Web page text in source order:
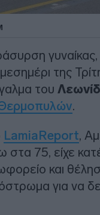
γυναίκας,
της
του
.
LamiaReport,
στα 75, είχε
και
για να